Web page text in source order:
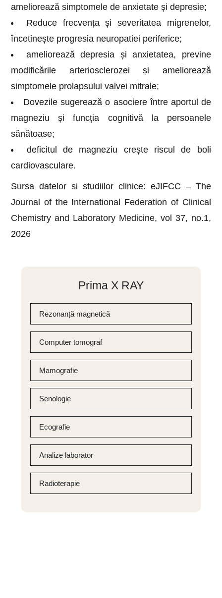
ameliorează simptomele de anxietate și depresie;
Reduce frecvența și severitatea migrenelor,
încetinește progresia neuropatiei periferice;
ameliorează depresia și anxietatea, previne
modificările arteriosclerozei și ameliorează
simptomele prolapsului valvei mitrale;
Dovezile sugerează o asociere între aportul de
magneziu și funcția cognitivă la persoanele
sănătoase;
deficitul de magneziu crește riscul de boli
cardiovasculare.
Sursa datelor si studiilor clinice: eJIFCC – The
Journal of the International Federation of Clinical
Chemistry and Laboratory Medicine, vol 37, no.1,
2026
Prima X RAY
Rezonanță magnetică
Computer tomograf
Mamografie
Senologie
Ecografie
Analize laborator
Radioterapie